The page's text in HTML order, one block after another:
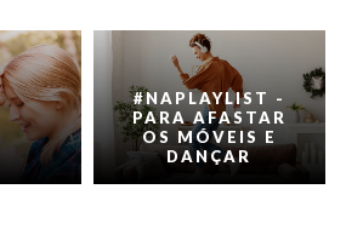
#NAPLAYLIST -
PARA AFASTAR
OS MÓVEIS E
DANÇAR